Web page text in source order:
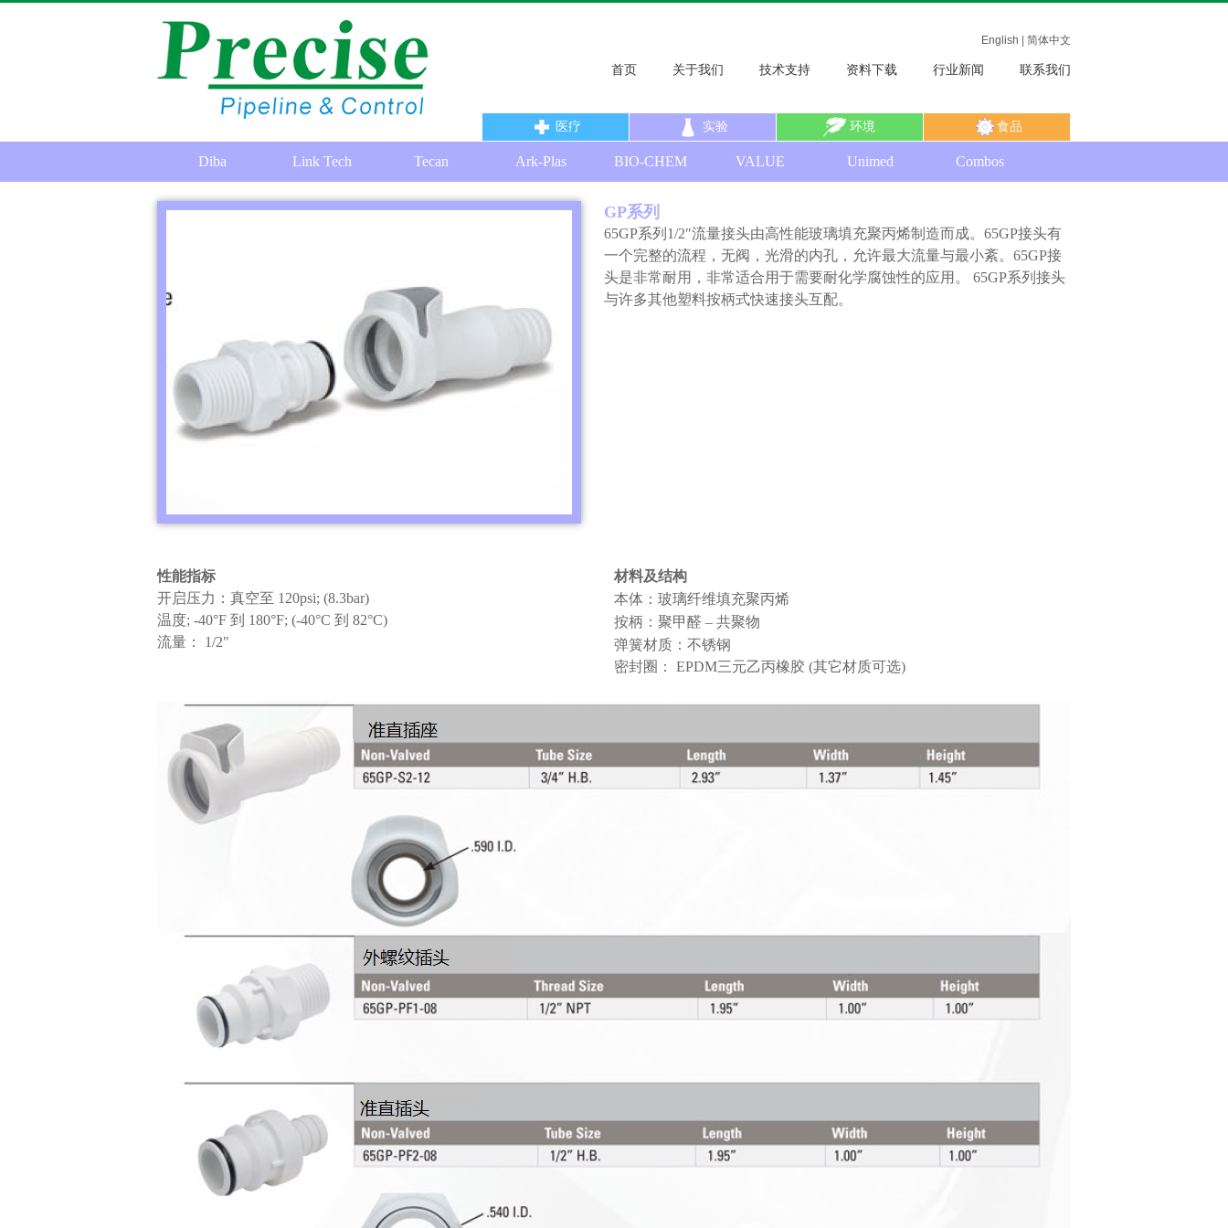
English 简体中文
首页 关于我们 技术支持 资料下载 行业新闻 联系我们
医疗 实验 环境 食品
Diba Link Tech Tecan Ark-Plas BIO-CHEM VALUE Unimed Combos
GP系列
65GP系列 1/2″流量接头由高性能玻璃填充聚丙烯制造而成。 65GP接头有
一个完整的流程，无阀，光滑的内孔，允许最大流量与最小紊。 65GP接
头是非常耐用，非常适合用于需要耐化学腐蚀性的应用。
65GP系列接头
与许多其他塑料按柄式快速接头互配。
性能指标
开启压力：真空至 120psi; (8.3bar)
温度; -40°F 到 180°F; (-40°C 到 82°C)
流量：
1/2"
材料及结构
本体：玻璃纤维填充聚丙烯
按柄：聚甲醛 – 共聚物
弹簧材质：不锈钢
密封圈：
EPDM三元乙丙橡胶 (其它材质可选)